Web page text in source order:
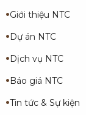
Giới thiệu NTC
Dự án NTC
Dịch vụ NTC
Báo giá NTC
Tin tức & Sự kiện